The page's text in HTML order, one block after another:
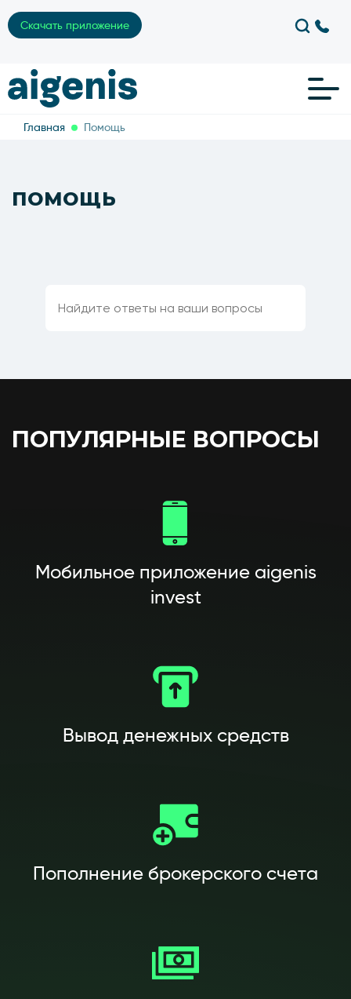
Скачать приложение
Главная Помощь
ПОМОЩЬ
ПОПУЛЯРНЫЕ ВОПРОСЫ
Мобильное приложение aigenis
invest
Вывод денежных средств
Пополнение брокерского счета